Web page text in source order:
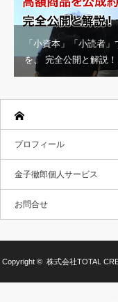
「小資本」「小読者
を、 完全公開と解説！
プロフィール
金子徹郎個人サービス
お問合せ
Copyright © 株式会社TOTAL